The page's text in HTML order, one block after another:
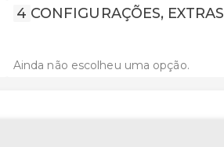
4 CONFIGURAÇÕES, EXTRAS
Ainda não escolheu uma opção.